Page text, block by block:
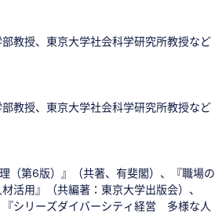
教授、東京大学社会科学研究所教授など
教授、東京大学社会科学研究所教授など
（第6版）』（共著、有斐閣）、『職場の
活用』（共編著：東京大学出版会）、
シリーズダイバーシティ経営 多様な人